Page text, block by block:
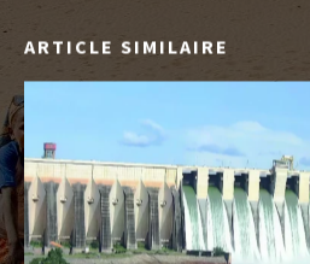
ARTICLE SIMILAIRE